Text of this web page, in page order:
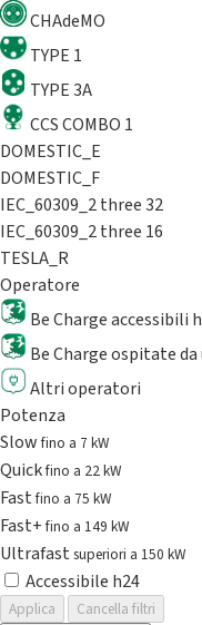
CHAdeMO
TYPE 1
TYPE 3A
CCS COMBO 1
DOMESTIC_E
DOMESTIC_F
IEC_60309_2 three 32
IEC_60309_2 three 16
TESLA_R
Operatore
Be Charge accessibili
Be Charge ospitate
Altri operatori
Potenza
Slowfino a 7 kW
Quickfino a 22 kW
Fastfino a 75 kW
Fast+fino a 149 kW
Ultrafast superiori a 150 kW
Accessibile h24
Applica
Cancella filtri